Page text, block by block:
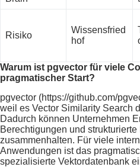
Risiko
Wissensfried
hof
Warum ist pgvector für viele
pragmatischer Start?
pgvector (https://github.com/
weil es Vector Similarity Search
Dadurch können Unternehmen
Berechtigungen und
zusammenhalten. Für viele
Anwendungen ist das
spezialisierte Vektordatenbank